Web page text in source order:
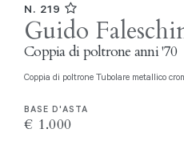
N. 219
Guido
Coppia di poltrone anni '70
Coppia di poltrone Tubolare metallico
BASE D'ASTA
€ 1.000